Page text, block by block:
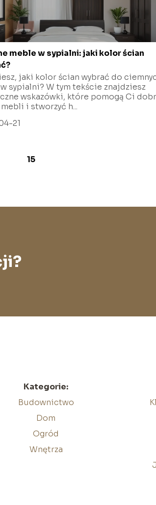
meble w sypialni: jaki kolor ścian
jaki kolor ścian wybrać do
sypialni? W tym tekście znajdziesz
wskazówki, które pomogą Ci
i stworzyć h...
21
15
Kategorie:
Budownictwo
Dom
Ogród
Wnętrza